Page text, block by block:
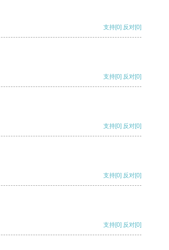
支持[0] 反对[0]
支持[0] 反对[0]
支持[0] 反对[0]
支持[0] 反对[0]
支持[0] 反对[0]